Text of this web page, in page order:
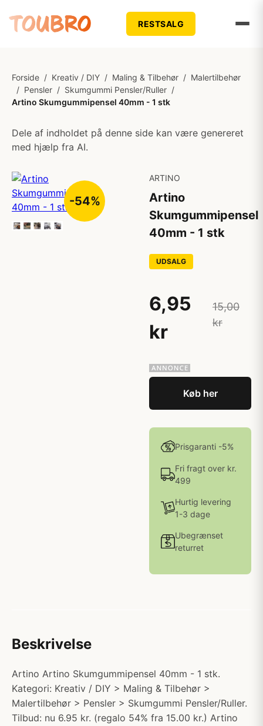
RESTSALG
Forside / Kreativ / DIY / Maling & Tilbehør / Malertilbehør
/ Pensler / Skumgummi Pensler/Ruller /
Artino Skumgummipensel 40mm - 1 stk
Dele af indholdet på denne side kan være genereret
med hjælp fra AI.
-54%
ARTINO
Artino
Skumgummipensel
40mm - 1 stk
UDSALG
6,95
kr
15,00
kr
Køb her
Prisgaranti -5%
Fri fragt over kr.
499
Hurtig levering
1-3 dage
Ubegrænset
returret
Beskrivelse
Artino Artino Skumgummipensel 40mm - 1 stk.
Kategori: Kreativ / DIY > Maling & Tilbehør >
Malertilbehør > Pensler > Skumgummi Pensler/Ruller.
Tilbud: nu 6.95 kr. (regalo 54% fra 15.00 kr.) Artino